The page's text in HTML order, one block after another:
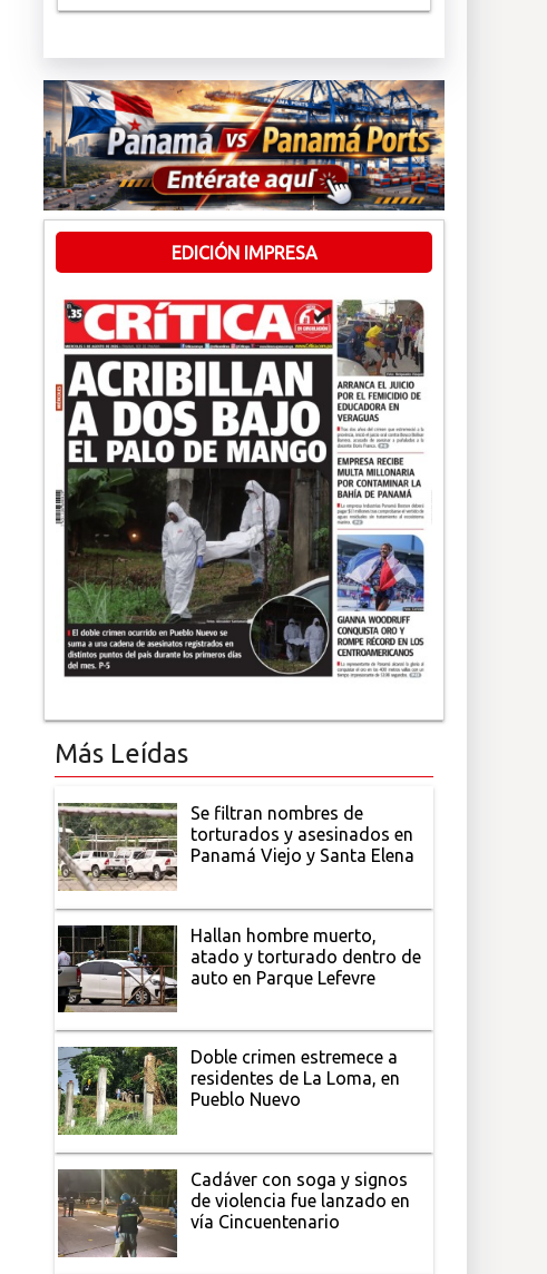
EDICIÓN IMPRESA
Más Leídas
Se filtran nombres de
torturados y asesinados en
Panamá Viejo y Santa Elena
Hallan hombre muerto,
atado y torturado dentro de
auto en Parque Lefevre
Doble crimen estremece a
residentes de La Loma, en
Pueblo Nuevo
Cadáver con soga y signos
de violencia fue lanzado en
vía Cincuentenario